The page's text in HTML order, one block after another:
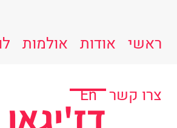
ראשי אודות אולמות
צרו קשר En